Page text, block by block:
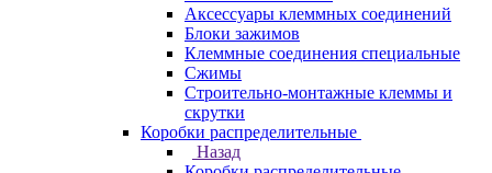
Аксессуары клеммных соединений
Блоки зажимов
Клеммные соединения специальные
Сжимы
Строительно-монтажные клеммы и
скрутки
Коробки распределительные
Назад